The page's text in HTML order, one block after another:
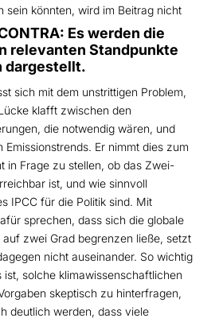
sein könnten, wird im Beitrag nicht
Es werden die
relevanten Standpunkte
dargestellt.
sich mit dem unstrittigen Problem,
klafft zwischen den
die notwendig wären, und
Emissionstrends. Er nimmt dies zum
in Frage zu stellen, ob das Zwei-
ist, und wie sinnvoll
IPCC für die Politik sind. Mit
sprechen, dass sich die globale
auf zwei Grad begrenzen ließe, setzt
nicht auseinander. So wichtig
ist, solche klimawissenschaftlichen
skeptisch zu hinterfragen,
deutlich werden, dass viele